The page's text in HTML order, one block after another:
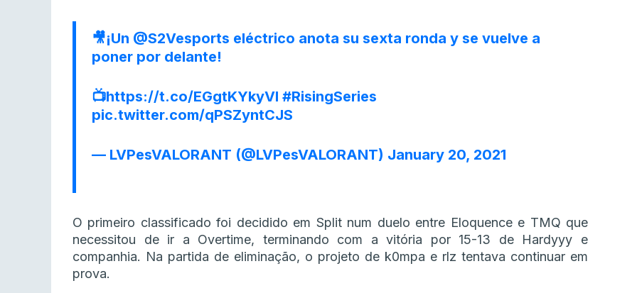
🎥¡Un @S2Vesports eléctrico anota su sexta ronda y se vuelve a
poner por delante!
📺https://t.co/EGgtKYkyVI #RisingSeries
pic.twitter.com/qPSZyntCJS
— LVPesVALORANT (@LVPesVALORANT) January 20, 2021
O primeiro classificado foi decidido em Split num duelo entre Eloquence e TMQ que
necessitou de ir a Overtime, terminando com a vitória por 15-13 de Hardyyy e
companhia. Na partida de eliminação, o projeto de k0mpa e rlz tentava continuar em
prova.